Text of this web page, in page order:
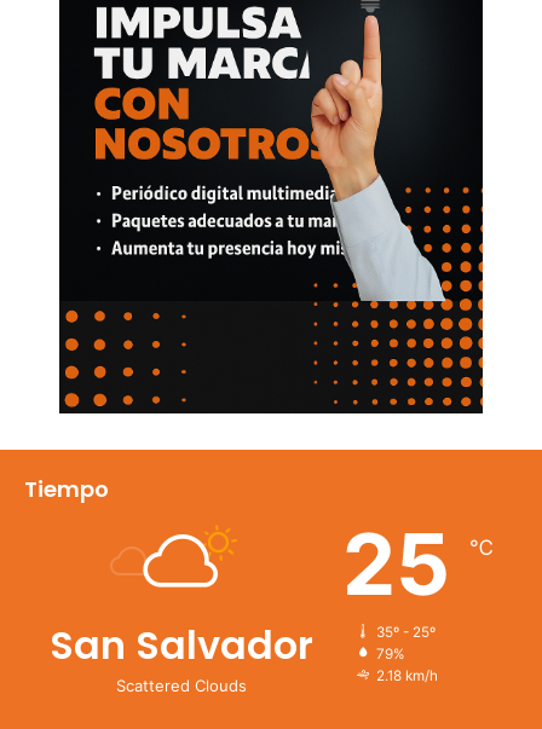
Tiempo
San Salvador
Scattered Clouds
25 ℃
35º - 25º
79%
2.18 km/h